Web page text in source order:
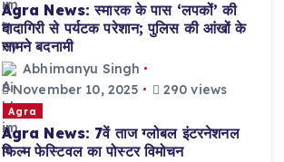
Agra News: स्मारक के पास ‘लपकों’ की
दादागिरी से पर्यटक परेशान; पुलिस की आंखों के
सामने बदनामी
Abhimanyu Singh
November 10, 2025
290 views
Agra
Agra News: 7वें ताज ग्लोबल इंटरनेशनल
फिल्म फेस्टिवल का पोस्टर विमोचन